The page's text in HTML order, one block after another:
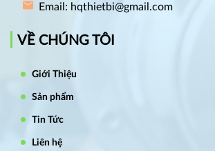
Email: hqthietbi@gmail.com
VỀ CHÚNG TÔI
Giới Thiệu
Sản phẩm
Tin Tức
Liên hệ